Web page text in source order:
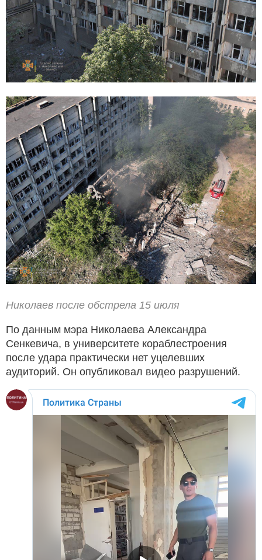
Николаев после обстрела 15 июля
По данным мэра Николаева Александра
Сенкевича, в университете кораблестроения
после удара практически нет уцелевших
аудиторий. Он опубликовал видео разрушений.